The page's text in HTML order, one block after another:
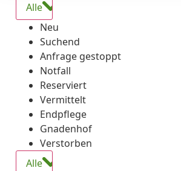
Alle
Neu
Suchend
Anfrage gestoppt
Notfall
Reserviert
Vermittelt
Endpflege
Gnadenhof
Verstorben
Alle